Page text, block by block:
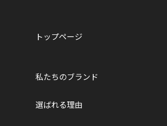
トップページ
私たちのブランド
選ばれる理由